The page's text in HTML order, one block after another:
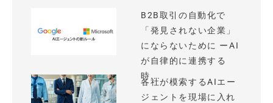
B2B取引の自動化で
「発見されない企業」
にならないために ーAI
が自律的に連携する
時...
各社が模索するAIエー
ジェントを現場に入れ